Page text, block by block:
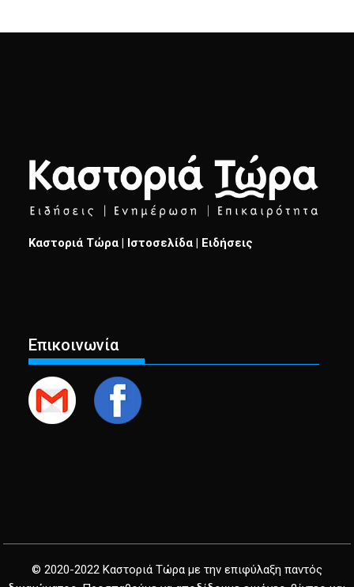
Καστοριά Τώρα | Ιστοσελίδα | Ειδήσεις
Επικοινωνία
© 2020-2022 Καστοριά Τώρα με την επιφύλαξη παντός